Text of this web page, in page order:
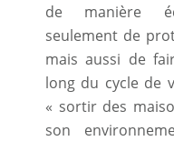
de manière
seulement de
mais aussi de
long du cycle de
« sortir des
son